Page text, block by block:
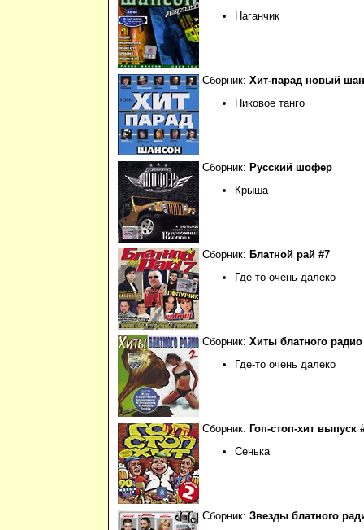
Наганчик
Сборник: Хит-парад новый
Пиковое танго
Сборник: Русский шофер
Крыша
Сборник: Блатной рай #7
Где-то очень далеко
Сборник: Хиты блатного радио
Где-то очень далеко
Сборник: Гоп-стоп-хит выпуск
Сенька
Сборник: Звезды блатного